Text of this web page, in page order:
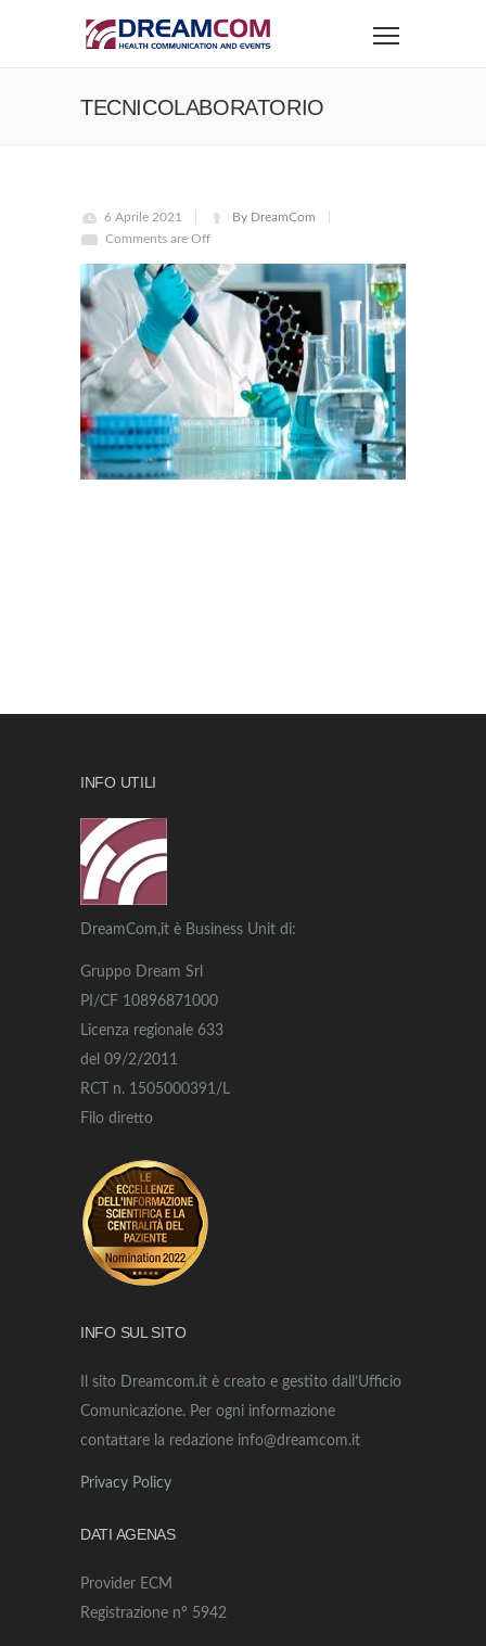
TECNICOLABORATORIO
6 Aprile 2021
By DreamCom
Comments are Off
INFO UTILI
DreamCom,it è Business Unit di:
Gruppo Dream Srl
PI/CF 10896871000
Licenza regionale 633
del 09/2/2011
RCT n. 1505000391/L
Filo diretto
INFO SUL SITO
Il sito Dreamcom.it è creato e gestito dall’Ufficio
Comunicazione. Per ogni informazione
contattare la redazione info@dreamcom.it
Privacy Policy
DATI AGENAS
Provider ECM
Registrazione n° 5942